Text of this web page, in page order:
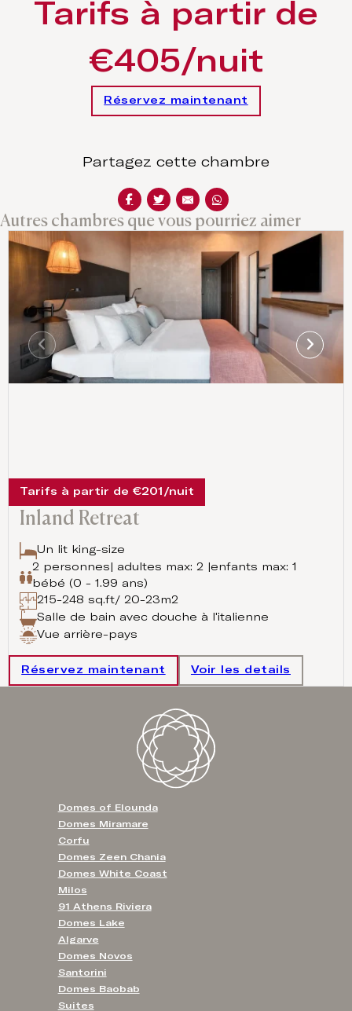
Tarifs à partir de
€405/nuit
Réservez maintenant
Partagez cette chambre
Autres chambres que vous pourriez aimer
Inland Retreat
Un lit king-size
2 personnes| adultes max: 2 |enfants max: 1
bébé (0 - 1.99 ans)
215-248 sq.ft/ 20-23m2
Salle de bain avec douche à l'italienne
Vue arrière-pays
Tarifs à partir de €201/nuit
Réservez maintenant Voir les details
Domes of Elounda
Domes Miramare
Corfu
Domes Zeen Chania
Domes White Coast
Milos
91 Athens Riviera
Domes Lake
Algarve
Domes Novos
Santorini
Domes Baobab
Suites